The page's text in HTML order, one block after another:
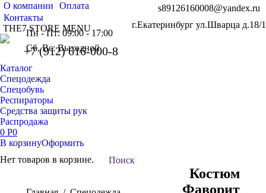
О компании
Оплата
Контакты
THE7 STORE MENU
s89126160008@yandex.ru
г.Екатеринбург ул.Шварца д.18/1
Пн - Пт: 09:00 - 17:00
Сб, Вс: Выходной
+7 (912) 616-000-8
Каталог
Спецодежда
Спецобувь
Респираторы
Средства защиты рук
Распродажа
0 Р0
В корзинуОформить
Нет товаров в корзине.
Поиск:
Поиск
Костюм
Фаворит